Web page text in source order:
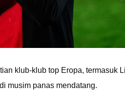
klub-klub top Eropa, termasuk
musim panas mendatang.